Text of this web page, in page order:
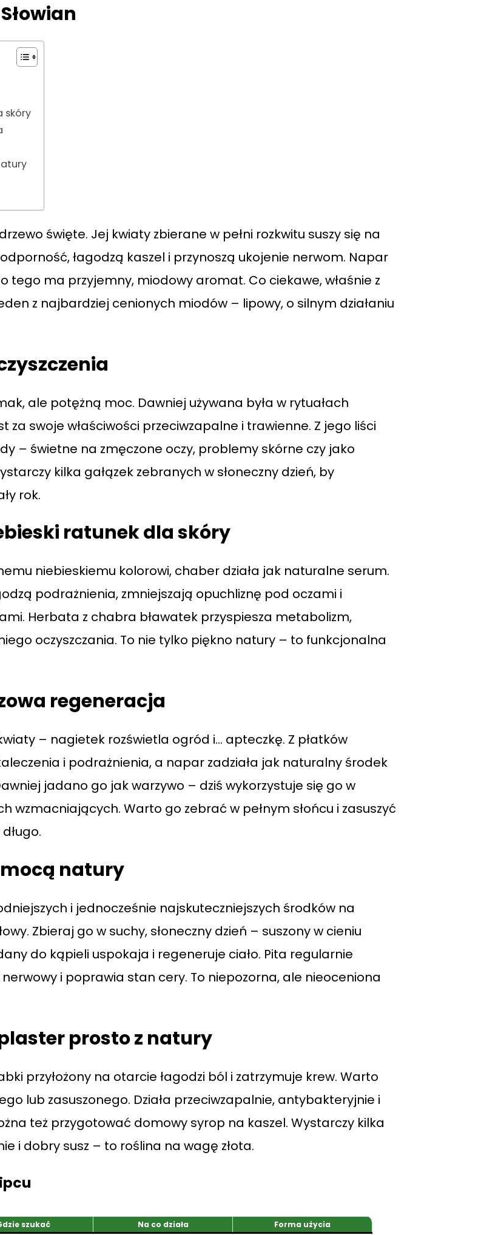
skóry
święte. Jej kwiaty zbierane w pełni rozkwitu suszy się na
łagodzą kaszel i przynoszą ukojenie nerwom. Napar
tego ma przyjemny, miodowy aromat. Co ciekawe, właśnie z
z najbardziej cenionych miodów – lipowy, o silnym działaniu
ale potężną moc. Dawniej używana była w rytuałach
za swoje właściwości przeciwzapalne i trawienne. Z jego liści
– świetne na zmęczone oczy, problemy skórne czy jako
kilka gałązek zebranych w słoneczny dzień, by
rok.
ratunek dla skóry
niebieskiemu kolorowi, chaber działa jak naturalne serum.
podrażnienia, zmniejszają opuchliznę pod oczami i
Herbata z chabra bławatek przyspiesza metabolizm,
oczyszczania. To nie tylko piękno natury – to funkcjonalna
regeneracja
– nagietek rozświetla ogród i… apteczkę. Z płatków
i podrażnienia, a napar zadziała jak naturalny środek
jadano go jak warzywo – dziś wykorzystuje się go w
wzmacniających. Warto go zebrać w pełnym słońcu i zasuszyć
natury
i jednocześnie najskuteczniejszych środków na
Zbieraj go w suchy, słoneczny dzień – suszony w cieniu
do kąpieli uspokaja i regeneruje ciało. Pita regularnie
i poprawia stan cery. To niepozorna, ale nieoceniona
prosto z natury
przyłożony na otarcie łagodzi ból i zatrzymuje krew. Warto
lub zasuszonego. Działa przeciwzapalnie, antybakteryjnie i
też przygotować domowy syrop na kaszel. Wystarczy kilka
i dobry susz – to roślina na wagę złota.
szukać Na co działa Forma użycia